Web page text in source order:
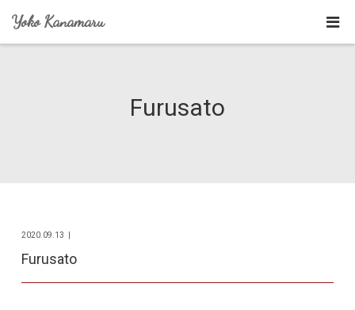
Yoko Kanamaru
Furusato
Furusato
2020.09.13